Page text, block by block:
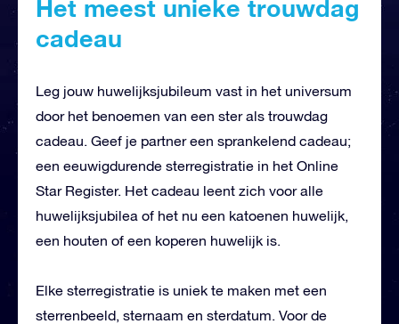
Het meest unieke trouwdag
cadeau
Leg jouw huwelijksjubileum vast in het universum
door het benoemen van een ster als trouwdag
cadeau. Geef je partner een sprankelend cadeau;
een eeuwigdurende sterregistratie in het Online
Star Register. Het cadeau leent zich voor alle
huwelijksjubilea of het nu een katoenen huwelijk,
een houten of een koperen huwelijk is.
Elke sterregistratie is uniek te maken met een
sterrenbeeld, sternaam en sterdatum. Voor de